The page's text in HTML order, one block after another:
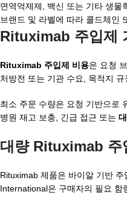
면역억제제, 백신 또는 기타 생물
브랜드 및 라벨에 따라 콜드체인
Rituximab 주입제
Rituximab 주입제 비용은 요청
처방전 또는 기관 수요, 목적지
최소 주문 수량은 요청 기반으로
병원 재고 보충, 긴급 접근 또는
대량 Rituximab 주
Rituximab 제품은 바이알 기반
International은 구매자의 필요 함